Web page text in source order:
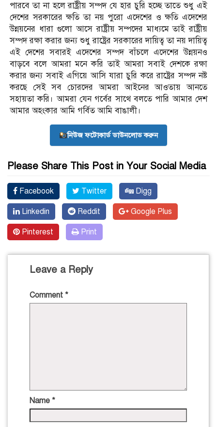
পারবে তা না হলে রাষ্ট্রীয় সম্পদ যে হার চুরি হচ্ছে তাতে শুধু এই
দেশের সরকারের ক্ষতি তা নয় পুরো এদেশের ও ক্ষতি এদেশের
উন্নয়নের ধারা গুলো আসে রাষ্ট্রীয় সম্পদের মাধ্যমে তাই রাষ্ট্রীয়
সম্পদ রক্ষা করার জন্য শুধু রাষ্ট্রের সরকারের দায়িত্ব তা নয় দায়িত্ব
এই দেশের সবারই এদেশের সম্পদ বাঁচলে এদেশের উন্নয়নও
বাড়বে বলে আমরা মনে করি তাই আমরা সবাই দেশকে রক্ষা
করার জন্য সবাই এগিয়ে আসি যারা চুরি করে রাষ্ট্রের সম্পদ নষ্ট
করছে সেই সব চোরদের আমরা আইনের আওতায় আনতে
সহায়তা করি। আমরা যেন গর্বের সাথে বলতে পারি আমার দেশ
আমার অহংকার আমি গর্বিত আমি বাঙালী।
নিউজ ফটোকার্ড ডাউনলোড করুন
Please Share This Post in Your Social Media
Facebook Twitter Digg
Linkedin Reddit Google Plus
Pinterest Print
Leave a Reply
Comment *
Name *